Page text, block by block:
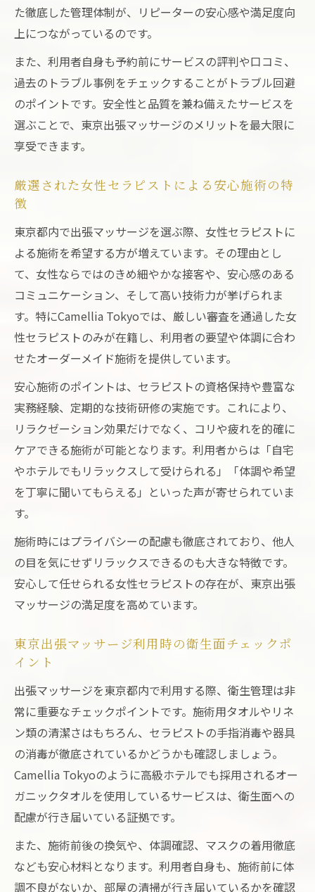
た徹底した管理体制が、リピーターの安心感や満足度向
上につながっているのです。
また、利用者自身も予約前にサービスの評判や口コミ、
過去のトラブル事例をチェックすることがトラブル回避
のポイントです。安全性と品質を兼ね備えたサービスを
選ぶことで、東京出張マッサージのメリットを最大限に
享受できます。
厳選された女性セラピストによる安心施術の特
徴
東京都内で出張マッサージを選ぶ際、女性セラピストに
よる施術を希望する方が増えています。その理由とし
て、女性ならではのきめ細やかな接客や、安心感のある
コミュニケーション、そして高い技術力が挙げられま
す。特にCamellia Tokyoでは、厳しい審査を通過した女
性セラピストのみが在籍し、利用者の要望や体調に合わ
せたオーダーメイド施術を提供しています。
安心施術のポイントは、セラピストの資格保持や豊富な
実務経験、定期的な技術研修の実施です。これにより、
リラクゼーション効果だけでなく、コリや疲れを的確に
ケアできる施術が可能となります。利用者からは「自宅
やホテルでもリラックスして受けられる」「体調や希望
を丁寧に聞いてもらえる」といった声が寄せられていま
す。
施術時にはプライバシーの配慮も徹底されており、他人
の目を気にせずリラックスできるのも大きな特徴です。
安心して任せられる女性セラピストの存在が、東京出張
マッサージの満足度を高めています。
東京出張マッサージ利用時の衛生面チェックポ
イント
出張マッサージを東京都内で利用する際、衛生管理は非
常に重要なチェックポイントです。施術用タオルやリネ
ン類の清潔さはもちろん、セラピストの手指消毒や器具
の消毒が徹底されているかどうかも確認しましょう。
Camellia Tokyoのように高級ホテルでも採用されるオー
ガニックタオルを使用しているサービスは、衛生面への
配慮が行き届いている証拠です。
また、施術前後の換気や、体調確認、マスクの着用徹底
なども安心材料となります。利用者自身も、施術前に体
調不良がないか、部屋の清掃が行き届いているかを確認